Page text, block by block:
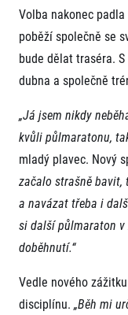
Mobilní aplikace
Stáhněte si mobilní
Historie
Dobrovolníci
Dárkové poukazy
Šablony k dárkovému
Aktuality
Akreditace a vše k
Tiskové zprávy
Poznámky pro editory
Kariéra
RunCzech Racing
Ekofilozofie
Running Mall
Kalendář
Individuální trénink
Skupinové tréninky
Firemní tréninky
Masáže
Volba nakonec
poběží společně se
bude dělat traséra.
dubna a společně
„Já jsem nikdy
kvůli půlmaratonu,
mladý plavec. Nový
začalo strašně bavit,
a navázat třeba i
si další půlmaraton
doběhnutí.“
Vedle nového
disciplínu. „Běh mi